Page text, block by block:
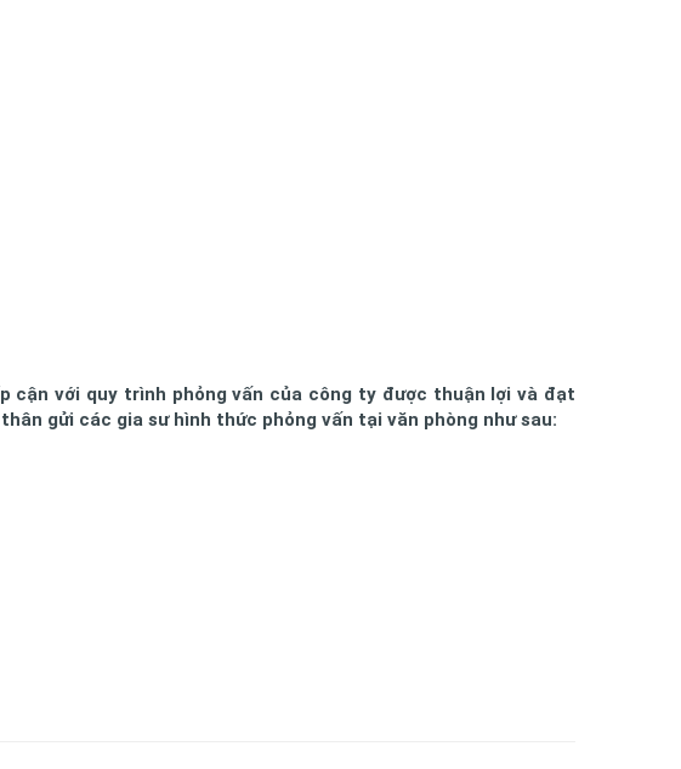
cận với quy trình phỏng vấn của công ty được thuận lợi và đạt
gửi các gia sư hình thức phỏng vấn tại văn phòng như sau: